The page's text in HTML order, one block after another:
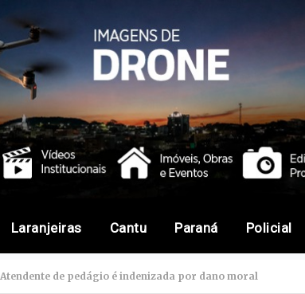
Laranjeiras Cantu Paraná Policial
Atendente de pedágio é indenizada por dano moral